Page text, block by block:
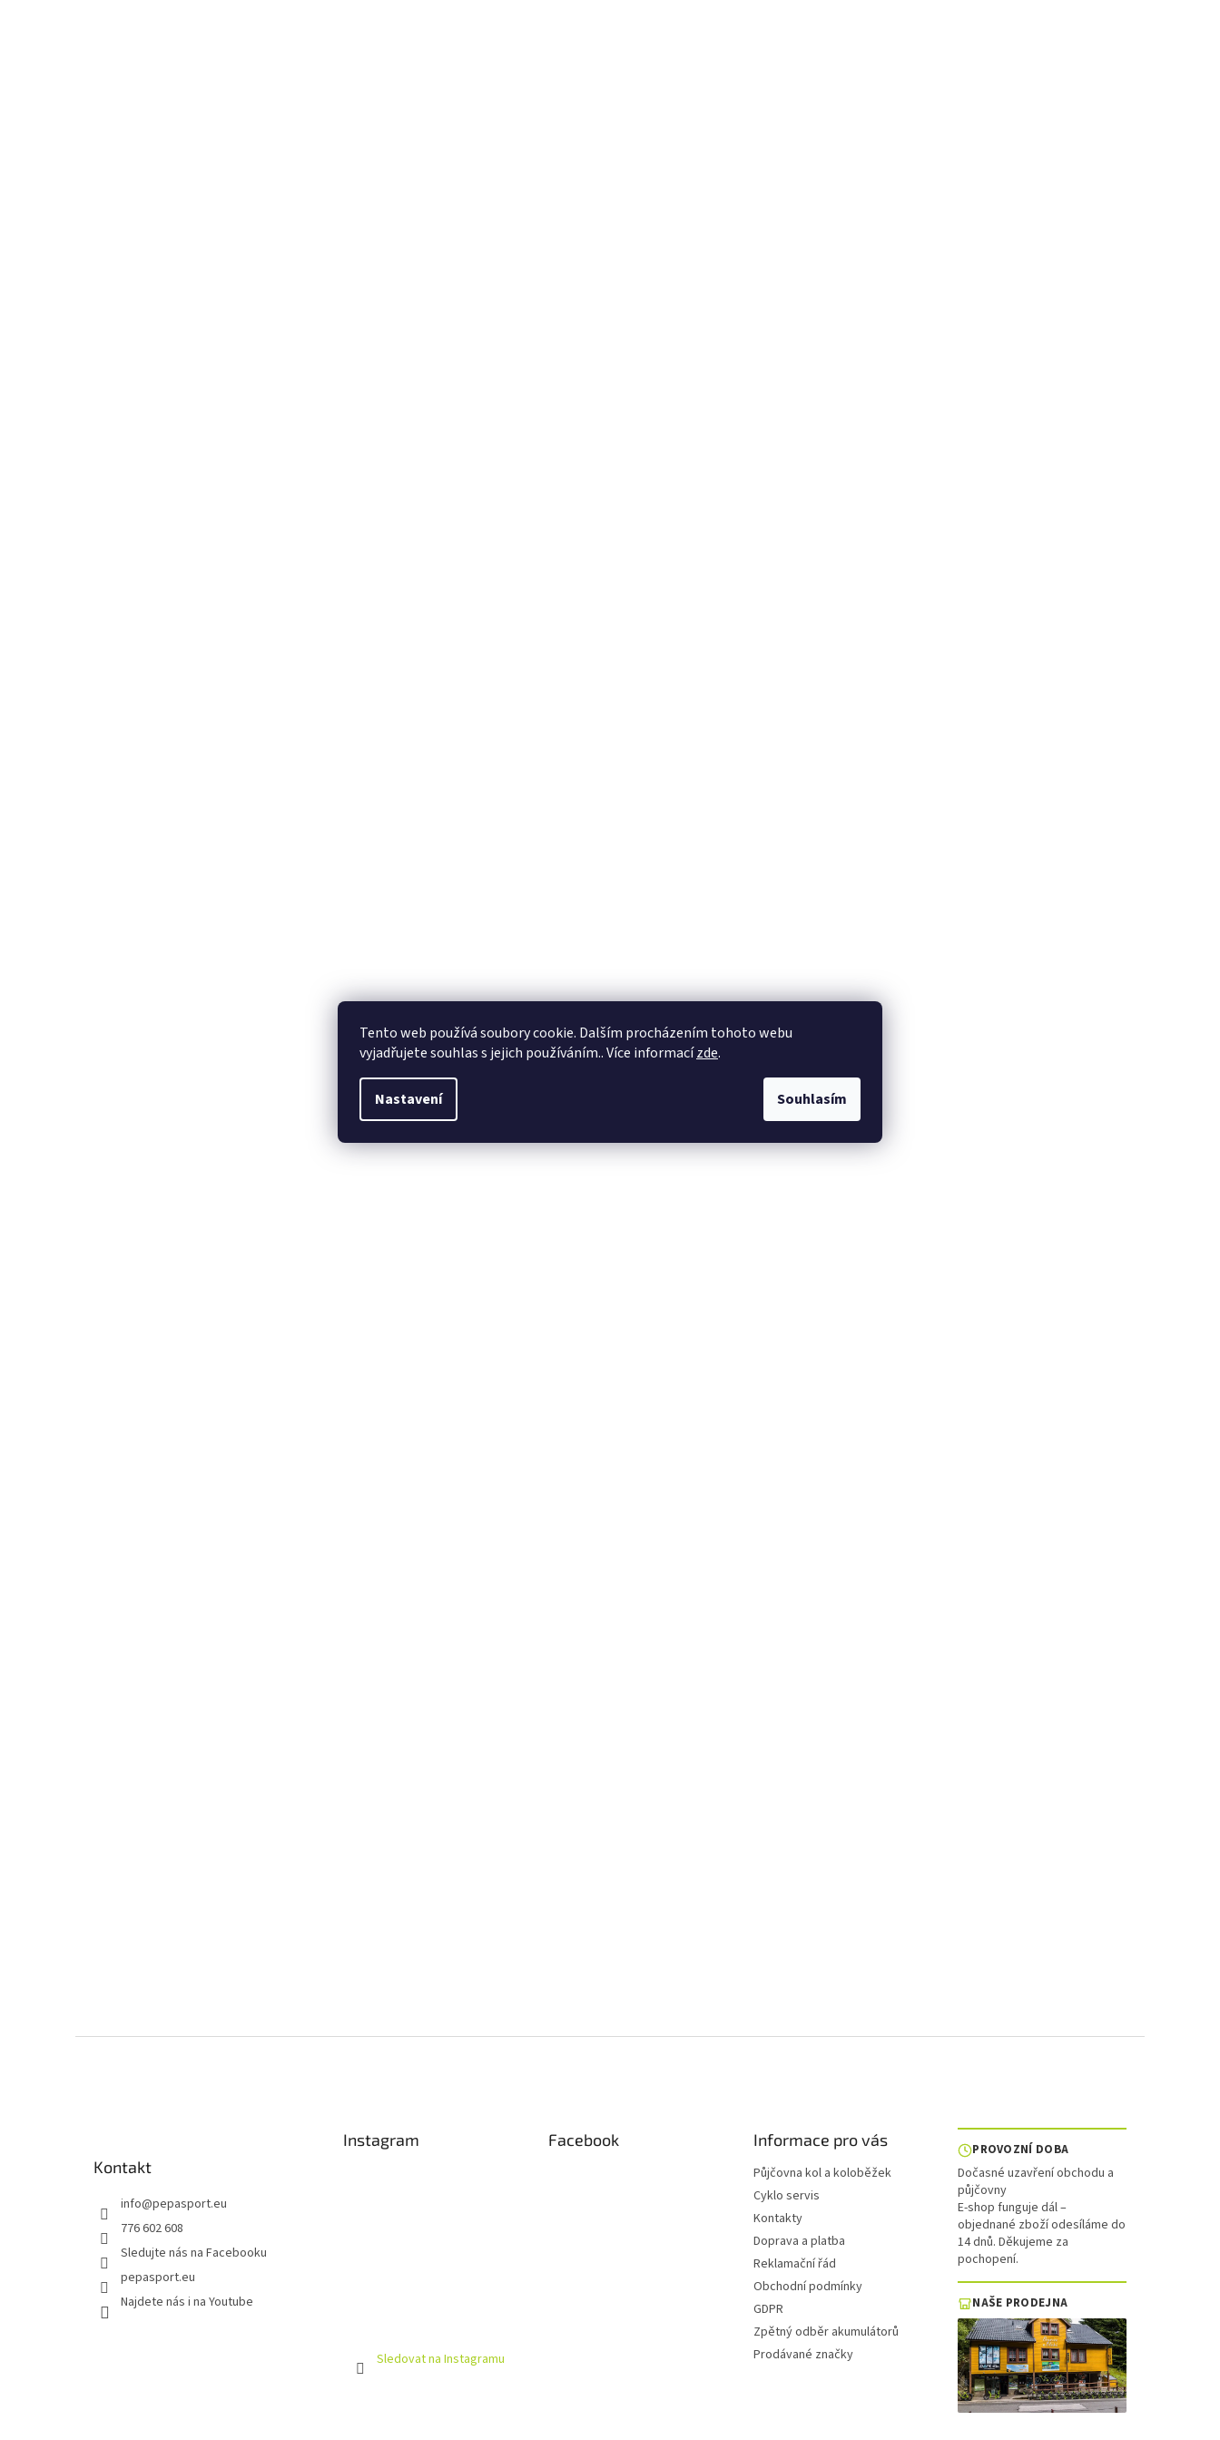
Tento web používá soubory cookie. Dalším procházením tohoto webu
vyjadřujete souhlas s jejich používáním.. Více informacízde.
Nastavení Souhlasím
Kontakt
info@pepasport.eu
776 602 608
Sledujte nás na Facebooku
pepasport.eu
Najdete nás i na Youtube
Instagram
Sledovat na Instagramu
Facebook Informace pro vás
Půjčovna kol a koloběžek
Cyklo servis
Kontakty
Doprava a platba
Reklamační řád
Obchodní podmínky
GDPR
Zpětný odběr akumulátorů
Prodávané značky
PROVOZNÍ DOBA
Dočasné uzavření obchodu a
půjčovny
E-shop funguje dál –
objednané zboží odesíláme do
14 dnů. Děkujeme za
pochopení.
NAŠE PRODEJNA